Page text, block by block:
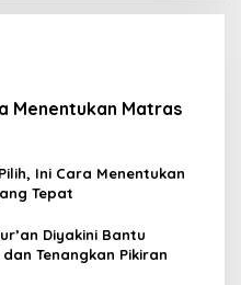
Menentukan Matras
Ini Cara Menentukan
Tepat
Diyakini Bantu
Tenangkan Pikiran